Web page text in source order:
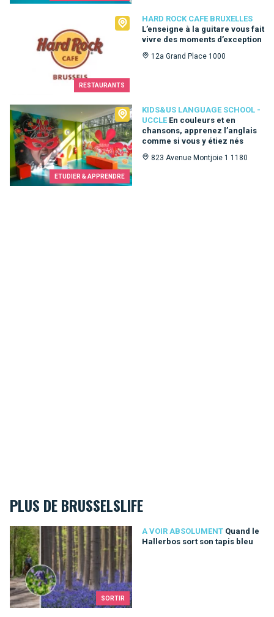
RESTAURANTS
HARD ROCK CAFE BRUXELLES
L’enseigne à la guitare vous fait
vivre des moments d’exception
12a Grand Place 1000
Hard Rock Cafe Bruxelles
ETUDIER & APPRENDRE
KIDS&US LANGUAGE SCHOOL -
UCCLE En couleurs et en
chansons, apprenez l’anglais
comme si vous y étiez nés
823 Avenue Montjoie 1 1180
Kids&Us language school - Uccle
PLUS DE BRUSSELSLIFE
SORTIR
A VOIR ABSOLUMENT Quand le
Hallerbos sort son tapis bleu
Quand le Hallerbos sort son tapis bleu